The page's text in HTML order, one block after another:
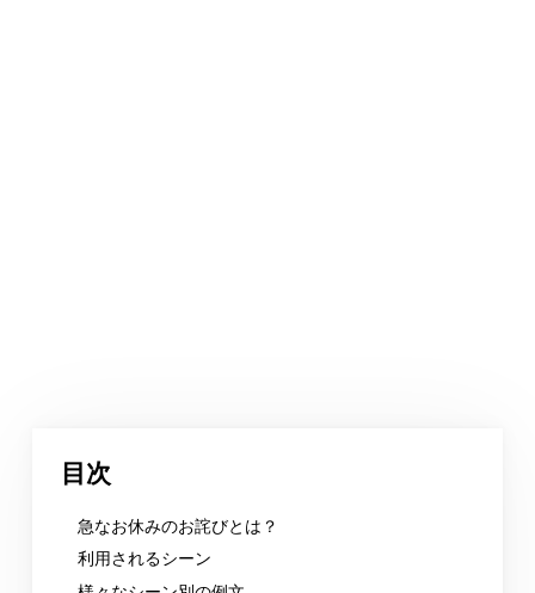
目次
急なお休みのお詫びとは？
利用されるシーン